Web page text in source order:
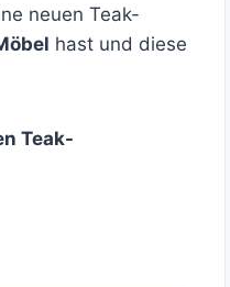
neuen Teak-
hast und diese
Teak-